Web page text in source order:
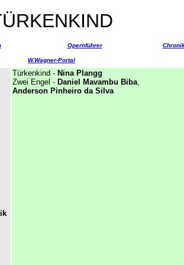
Opernführer
W.Wagner-Portal
Türkenkind - Nina Plangg
Zwei Engel - Daniel Mavambu Biba,
Anderson Pinheiro da Silva